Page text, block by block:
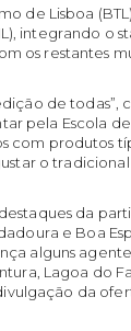
de Lisboa (BTL),
integrando o
os restantes
de todas”,
pela Escola
com produtos
o
da
e Boa
alguns
Lagoa do
da